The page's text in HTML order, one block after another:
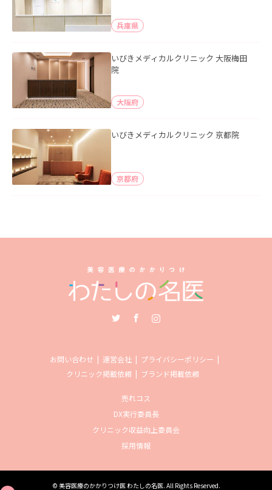
兵庫県
いびきメディカルクリニック 大阪梅田
院
大阪府
いびきメディカルクリニック 京都院
京都府
お問い合わせ 運営会社
プライバシーポリシー
クリニック掲載依頼
ブランド掲載依頼
売れコス
DX実行委員長
クリニック収益向上委員会
採用情報
© 美容医療のかかりつけ医 わたしの名医. All Rights Reserved.